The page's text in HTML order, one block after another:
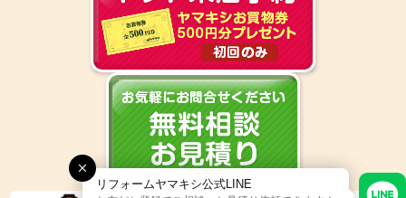
リフォームヤマキシ公式LINE